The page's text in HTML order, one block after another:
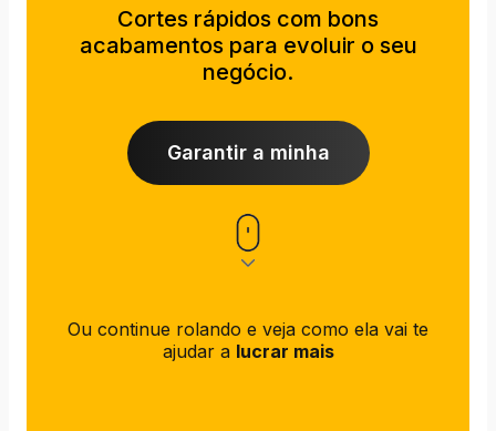
Cortes rápidos com bons
acabamentos para evoluir o seu
negócio.
Garantir a minha
Ou continue rolando e veja como ela vai te
ajudar a lucrar mais